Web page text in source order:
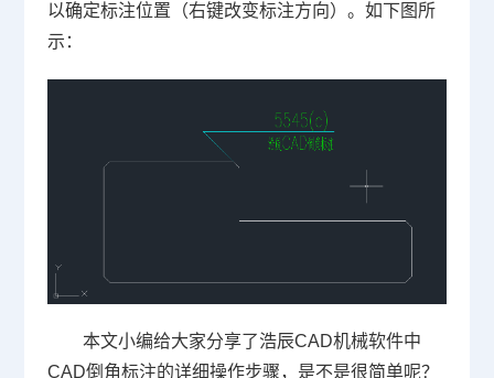
以确定标注位置（右键改变标注方向）。如下图所
示：
本文小编给大家分享了浩辰CAD机械软件中
CAD倒角标注的详细操作步骤，是不是很简单呢？